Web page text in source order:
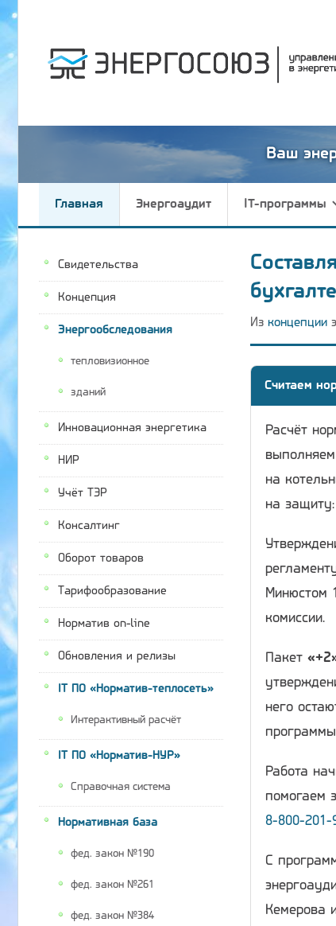
Ваш
Главная Энергоаудит IT-программы
Свидетельства
Концепция
Энергообследования
тепловизионное
зданий
Инновационная энергетика
НИР
Учёт ТЭР
Консалтинг
Оборот товаров
Тарифообразование
Норматив on-line
Обновления и релизы
IT ПО «Норматив-теплосеть»
Интерактивный расчёт
IT ПО «Норматив-НУР»
Справочная система
Нормативная база
фед. закон №190
фед. закон №261
фед. закон №384
Из концепции
Считаем
Расчёт
на
на
Минюстом
комиссии.
Пакет
него
Работа
помогаем
8-800-201-
С
Кемерова